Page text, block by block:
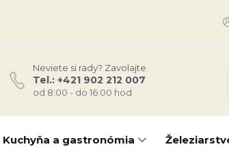
Neviete si rady? Zavolajte.
Tel.: +421 902 212 007
od 8:00 - do 16:00 hod
Kuchyňa a gastronómia